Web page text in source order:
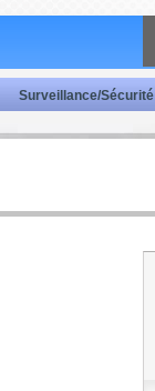
Surveillance/Sécurité